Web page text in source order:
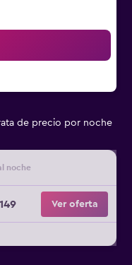
de precio por noche
noche
Ver oferta